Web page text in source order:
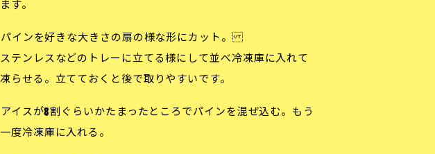
ます。
パインを好きな大きさの扇の様な形にカット。
ステンレスなどのトレーに立てる様にして並べ冷凍庫に入れて
凍らせる。立てておくと後で取りやすいです。
アイスが8割ぐらいかたまったところでパインを混ぜ込む。もう
一度冷凍庫に入れる。